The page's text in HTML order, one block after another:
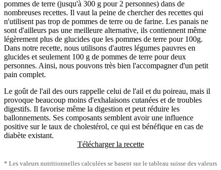
pommes de terre (jusqu'à 300 g pour 2 personnes) dans de
nombreuses recettes. Il vaut la peine de chercher des recettes qui
n'utilisent pas trop de pommes de terre ou de farine. Les panais ne
sont d'ailleurs pas une meilleure alternative, ils contiennent même
légèrement plus de glucides que les pommes de terre pour 100g.
Dans notre recette, nous utilisons d'autres légumes pauvres en
glucides et seulement 100 g de pommes de terre pour deux
personnes. Ainsi, nous pouvons très bien l'accompagner d'un petit
pain complet.
Le goût de l'ail des ours rappelle celui de l'ail et du poireau, mais il
provoque beaucoup moins d'exhalaisons cutanées et de troubles
digestifs. Il favorise même la digestion et peut réduire les
ballonnements. Ses composants semblent avoir une influence
positive sur le taux de cholestérol, ce qui est bénéfique en cas de
diabète existant.
Télécharger la recette
* Les valeurs nutritionnelles calculées se basent sur le tableau suisse des valeurs